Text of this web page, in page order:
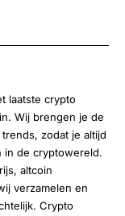
laatste crypto
Wij brengen je de
zodat je altijd
in de cryptowereld.
altcoin
verzamelen en
Crypto